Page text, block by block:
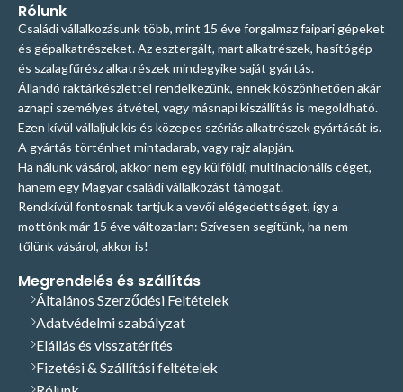
Rólunk
Családi vállalkozásunk több, mint 15 éve forgalmaz faipari gépeket
és gépalkatrészeket. Az esztergált, mart alkatrészek, hasítógép-
és szalagfűrész alkatrészek mindegyike saját gyártás.
Állandó raktárkészlettel rendelkezünk, ennek köszönhetően akár
aznapi személyes átvétel, vagy másnapi kiszállítás is megoldható.
Ezen kívül vállaljuk kis és közepes szériás alkatrészek gyártását is.
A gyártás történhet mintadarab, vagy rajz alapján.
Ha nálunk vásárol, akkor nem egy külföldi, multinacionális céget,
hanem egy Magyar családi vállalkozást támogat.
Rendkívül fontosnak tartjuk a vevői elégedettséget, így a
mottónk már 15 éve változatlan: Szívesen segítünk, ha nem
tőlünk vásárol, akkor is!
Megrendelés és szállítás
Általános Szerződési Feltételek
Adatvédelmi szabályzat
Elállás és visszatérítés
Fizetési & Szállítási feltételek